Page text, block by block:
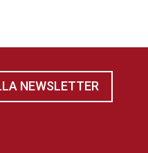
NEWSLETTER